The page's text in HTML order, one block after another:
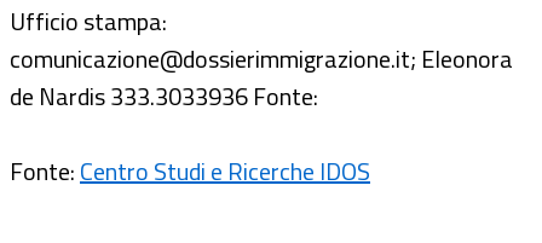
Ufficio stampa:
comunicazione@dossierimmigrazione.it; Eleonora
de Nardis 333.3033936 Fonte:
Fonte:Centro Studi e Ricerche IDOS